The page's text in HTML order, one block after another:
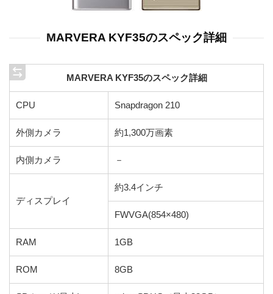
MARVERA KYF35のスペック詳細
MARVERA KYF35のスペック詳細
CPU Snapdragon 210
外側カメラ 約1,300万画素
内側カメラ －
ディスプレイ
約3.4インチ
FWVGA(854×480)
RAM 1GB
ROM 8GB